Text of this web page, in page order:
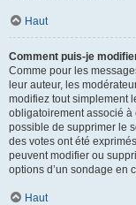
Haut
Comment puis-je
Comme pour les
leur auteur, les
modifiez tout simplement
obligatoirement associé à
possible de supprimer le
des votes ont été
peuvent modifier ou
options d’un sondage en
Haut